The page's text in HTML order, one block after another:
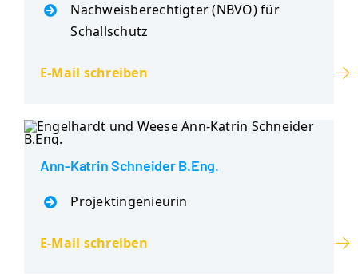
Nachweisberechtigter (NBVO) für
Schallschutz
E-Mail schreiben
Ann-Katrin Schneider B.Eng.
Projektingenieurin
E-Mail schreiben